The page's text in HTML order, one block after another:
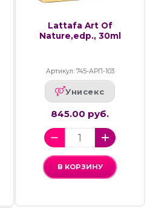
Lattafa Art Of
Nature,edp., 30ml
Артикул: 745-АРП-103
Унисекс
845.00 руб.
В КОРЗИНУ